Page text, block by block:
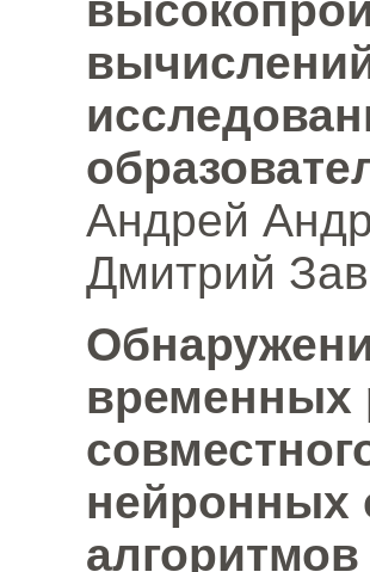
Андрей
Дмитрий
временных
нейронных